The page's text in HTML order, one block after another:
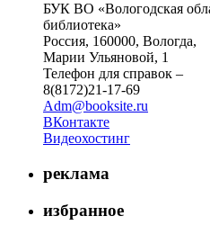
БУК ВО «Вологодская
библиотека»
Россия, 160000, Вологда,
Марии Ульяновой, 1
Телефон для справок –
8(8172)21-17-69
Adm@booksite.ru
ВКонтакте
Видеохостинг
реклама
избранное